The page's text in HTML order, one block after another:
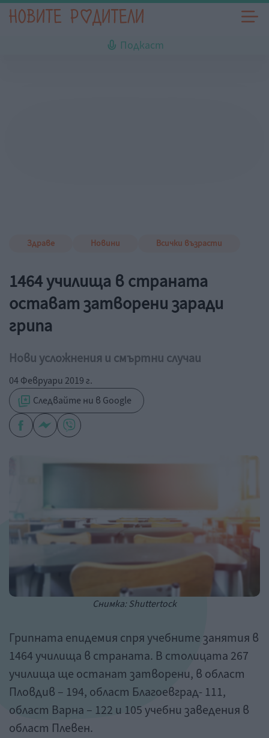
Подкаст
Здраве Новини Всички възрасти
1464 училища в страната
остават затворени заради
грипа
Нови усложнения и смъртни случаи
04 Февруари 2019 г.
Следвайте ни в Google
Снимка: Shuttertock
Грипната епидемия спря учебните занятия в
1464 училища в страната. В столицата 267
училища ще останат затворени, в област
Пловдив – 194, област Благоевград- 111,
област Варна – 122 и 105 учебни заведения в
област Плевен.